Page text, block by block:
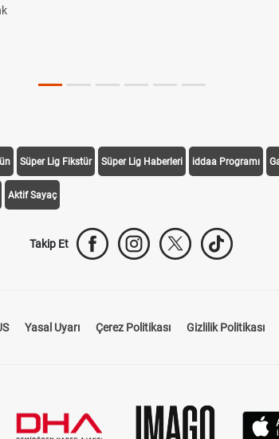
Süper Lig Fikstür Süper Lig Haberleri iddaa Programı
Aktif Sayaç
Takip Et
Yasal Uyarı Çerez Politikası Gizlilik Politikası